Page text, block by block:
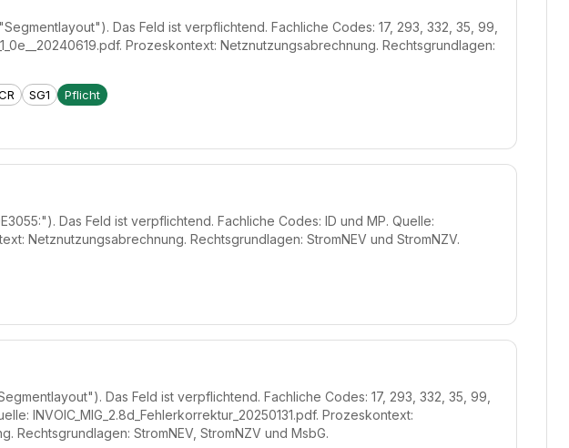
Das Feld ist verpflichtend. Fachliche Codes: 17, 293, 332, 35, 99,
Prozeskontext: Netznutzungsabrechnung. Rechtsgrundlagen:
SG1 Pflicht
Das Feld ist verpflichtend. Fachliche Codes: ID und MP. Quelle:
Netznutzungsabrechnung. Rechtsgrundlagen: StromNEV und StromNZV.
Das Feld ist verpflichtend. Fachliche Codes: 17, 293, 332, 35, 99,
INVOIC_MIG_2.8d_Fehlerkorrektur_20250131.pdf. Prozeskontext:
StromNEV, StromNZV und MsbG.